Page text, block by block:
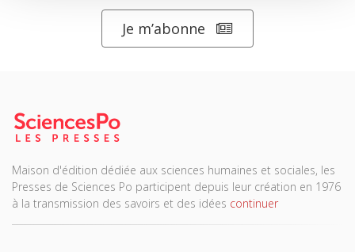
Je m’abonne
Maison d'édition dédiée aux sciences humaines et sociales, les
Presses de Sciences Po participent depuis leur création en 1976
à la transmission des savoirs et des idées continuer